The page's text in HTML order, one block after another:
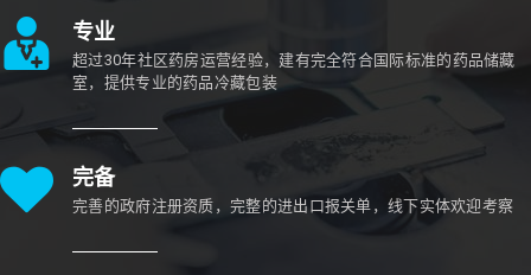
专业
超过30年社区药房运营经验，建有完全符合国际标准的药品储藏
室，提供专业的药品冷藏包装
完备
完善的政府注册资质，完整的进出口报关单，线下实体欢迎考察